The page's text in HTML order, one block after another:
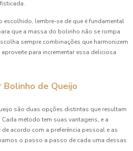
escolhido, lembre-se de que é fundamental
que a massa do bolinho não se rompa
sempre combinações que harmonizem
para incrementar essa deliciosa
Bolinho de Queijo
são duas opções distintas que resultam
método tem suas vantagens, e a
acordo com a preferência pessoal e as
o passo a passo de cada uma dessas